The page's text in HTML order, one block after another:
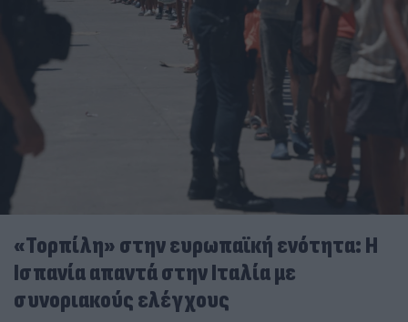
«Τορπίλη» στην ευρωπαϊκή ενότητα: Η
Ισπανία απαντά στην Ιταλία με
συνοριακούς ελέγχους